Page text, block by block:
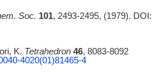
Soc. 101, 2493-2495, (1979). DOI:
K. Tetrahedron 46, 8083-8092
4020(01)81465-4